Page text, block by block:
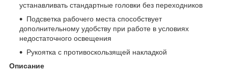
устанавливать стандартные головки без переходников
Подсветка рабочего места способствует
дополнительному удобству при работе в условиях
недостаточного освещения
Рукоятка с противоскользящей накладкой
Описание